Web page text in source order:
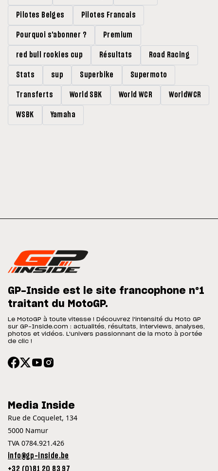
Pilotes Belges Pilotes Francais
Pourquoi s'abonner ? Premium
red bull rookies cup Résultats Road Racing
Stats sup Superbike Supermoto
Transferts World SBK World WCR WorldWCR
WSBK Yamaha
GP-Inside est le site francophone n°1
traitant du MotoGP.
Le MotoGP à toute vitesse ! Découvrez l'intensité du Moto GP
sur GP-Inside.com : actualités, résultats, interviews, analyses,
photos et vidéos. L'univers passionnant de la moto à portée
de clic !
Media Inside
Rue de Coquelet, 134
5000 Namur
TVA 0784.921.426
info@gp-inside.be
+32 (0)81 20 83 97